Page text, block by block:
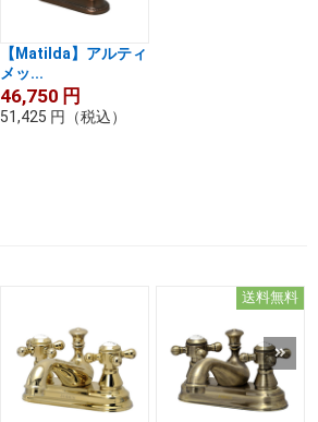
【Matilda】アルティ
メッ...
46,750 円
51,425 円 （税込）
送料無料